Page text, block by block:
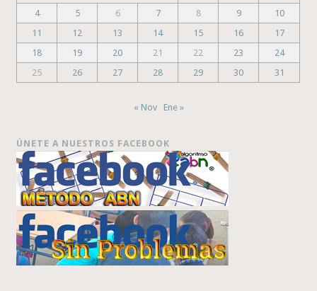
4
5 6 7 8 9
10
11
12 13 14 15 16
17
18
19 20 21 22 23
24
25
26 27 28 29 30 31
« Nov Ene »
ÚNETE A NUESTROS FACEBOOK